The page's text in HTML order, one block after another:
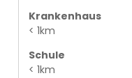
Krankenhaus
< 1km
Schule
< 1km